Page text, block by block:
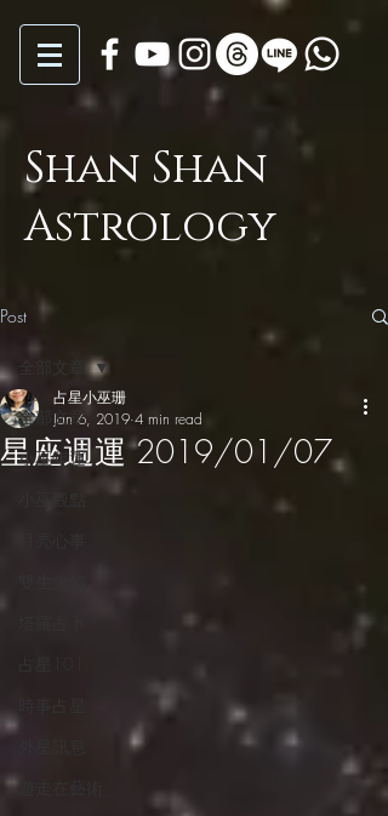
Shan Shan
Astrology
Post
全部文章
小巫年運
全部文章
星座週運 2019/01/07
占星小巫珊
Jan 6, 2019 4 min read